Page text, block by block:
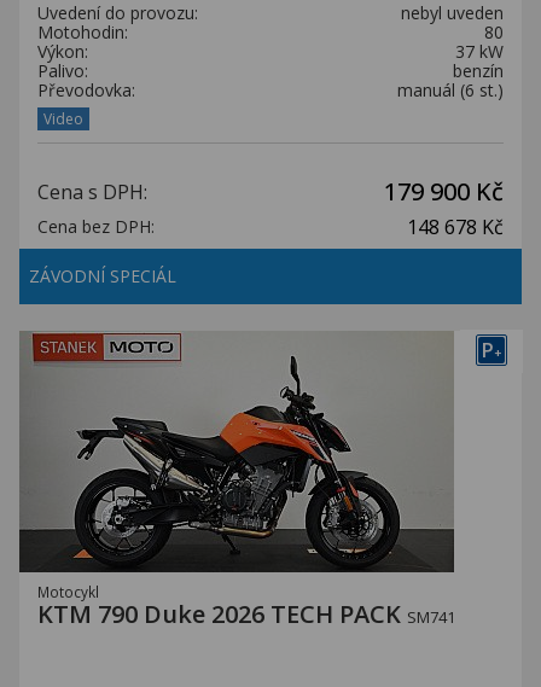
Uvedení do provozu:
nebyl uveden
Motohodin:
80
Výkon:
37 kW
Palivo:
benzín
Převodovka:
manuál (6 st.)
Video
Cena s DPH: 179 900 Kč
Cena bez DPH: 148 678 Kč
ZÁVODNÍ SPECIÁL
P+
Motocykl
KTM 790 Duke 2026 TECH PACK SM741